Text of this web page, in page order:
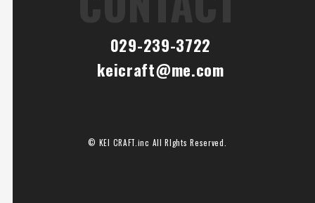
029-239-3722
keicraft@me.com
© KEI CRAFT.inc All RIghts Reserved.